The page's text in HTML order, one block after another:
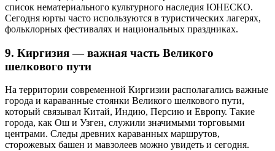
список нематериального культурного наследия ЮНЕСКО.
Сегодня юрты часто используются в туристических лагерях,
фольклорных фестивалях и национальных праздниках.
9. Киргизия — важная часть Великого
шелкового пути
На территории современной Киргизии располагались важные
города и караванные стоянки Великого шелкового пути,
который связывал Китай, Индию, Персию и Европу. Такие
города, как Ош и Узген, служили значимыми торговыми
центрами. Следы древних караванных маршрутов,
сторожевых башен и мавзолеев можно увидеть и сегодня.